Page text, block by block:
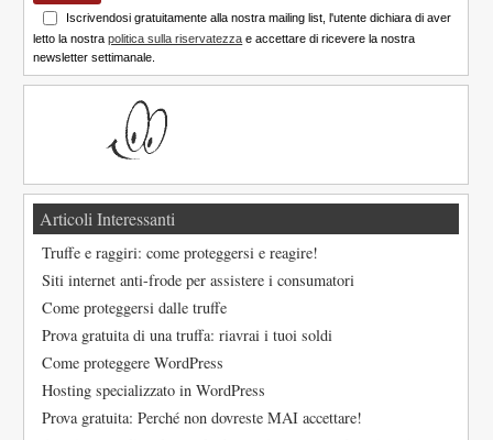
Iscrivendosi gratuitamente alla nostra mailing list, l'utente dichiara di aver
letto la nostrapolitica sulla riservatezza e accettare di ricevere la nostra
newsletter settimanale.
Articoli Interessanti
Truffe e raggiri: come proteggersi e reagire!
Siti internet anti-frode per assistere i consumatori
Come proteggersi dalle truffe
Prova gratuita di una truffa: riavrai i tuoi soldi
Come proteggere WordPress
Hosting specializzato in WordPress
Prova gratuita: Perché non dovreste MAI accettare!